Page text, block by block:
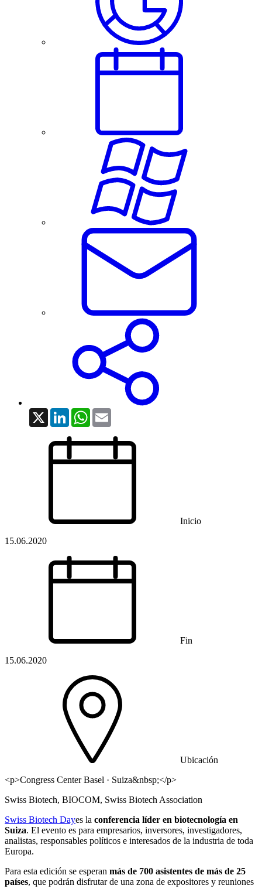
X LinkedInWhatsApp
Inicio
15.06.2020
Fin
15.06.2020
Ubicación
<p>Congress Center Basel · Suiza&nbsp;</p>
Swiss Biotech, BIOCOM, Swiss Biotech Association
Swiss Biotech Dayes la conferencia líder en biotecnología en
Suiza. El evento es para empresarios, inversores, investigadores,
analistas, responsables políticos e interesados ​​de la industria de toda
Europa.
Para esta edición se esperan más de 700 asistentes de más de 25
países, que podrán disfrutar de una zona de expositores y reuniones